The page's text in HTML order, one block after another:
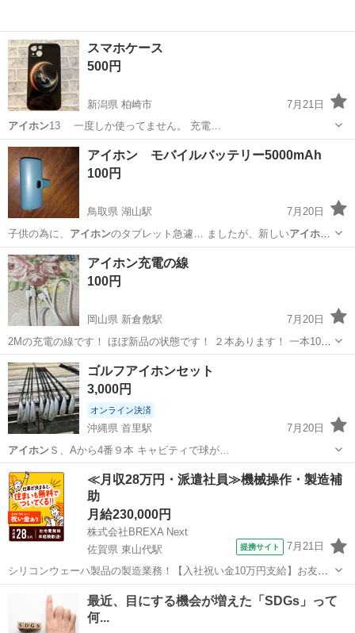
スマホケース
500円
新潟県 柏崎市
7月21日
アイホン13 一度しか使ってません。 充電…
新潟 柏崎市 ソフトバンク アイホン
アイホン モバイルバッテリー5000mAh
100円
鳥取県 湖山駅
7月20日
子供の為に、 アイホンのタブレット急遽… ましたが、新しいアイホン
新型タブレットに…
鳥取 鳥取市 湖山駅 その他
アイホン充電の線
100円
岡山県 新倉敷駅
7月20日
2Mの充電の線です！ ほぼ新品の状態です！ ２本あります！ 一本100
円！
岡山 倉敷市 新倉敷駅 電話、ＦＡＸ
ゴルフアイホンセット
3,000円
オンライン決済
沖縄県 首里駅
7月20日
アイホンＳ、Aから4番９本 キャビティで球が…
沖縄 那覇市 首里駅 ゴルフ アイホン
≪月収28万円・派遣社員≫機械操作・製造補
助
月給230,000円
株式会社BREXA Next
佐賀県 東山代駅
提携サイト 7月21日
シリコンウェーハ製品の製造業務！【入社祝い金10万円支給】お友達
やカップルとの応募OK◎年間休日129日＆休出なしでプライベート充
実♪業務はクリーンルームで快適作業◎自社正社員登用制度あり★1食
300円～の格安食堂あり！《佐...
伊万里市 東山代駅 その他